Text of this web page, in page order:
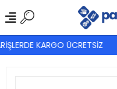
KARGO ÜCRETSİZ